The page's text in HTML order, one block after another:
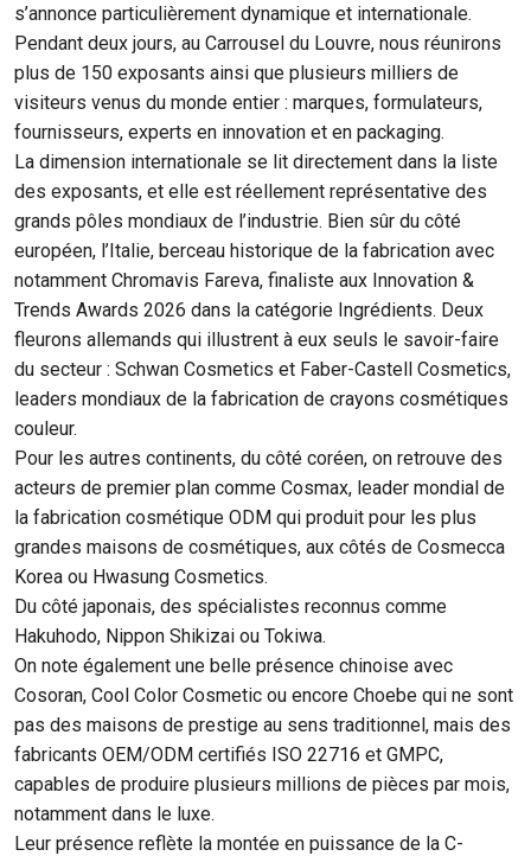
s’annonce particulièrement dynamique et internationale.
Pendant deux jours, au Carrousel du Louvre, nous réunirons
plus de 150 exposants ainsi que plusieurs milliers de
visiteurs venus du monde entier : marques, formulateurs,
fournisseurs, experts en innovation et en packaging.
La dimension internationale se lit directement dans la liste
des exposants, et elle est réellement représentative des
grands pôles mondiaux de l’industrie. Bien sûr du côté
européen, l’Italie, berceau historique de la fabrication avec
notamment Chromavis Fareva, finaliste aux Innovation &
Trends Awards 2026 dans la catégorie Ingrédients. Deux
fleurons allemands qui illustrent à eux seuls le savoir-faire
du secteur : Schwan Cosmetics et Faber-Castell Cosmetics,
leaders mondiaux de la fabrication de crayons cosmétiques
couleur.
Pour les autres continents, du côté coréen, on retrouve des
acteurs de premier plan comme Cosmax, leader mondial de
la fabrication cosmétique ODM qui produit pour les plus
grandes maisons de cosmétiques, aux côtés de Cosmecca
Korea ou Hwasung Cosmetics.
Du côté japonais, des spécialistes reconnus comme
Hakuhodo, Nippon Shikizai ou Tokiwa.
On note également une belle présence chinoise avec
Cosoran, Cool Color Cosmetic ou encore Choebe qui ne sont
pas des maisons de prestige au sens traditionnel, mais des
fabricants OEM/ODM certifiés ISO 22716 et GMPC,
capables de produire plusieurs millions de pièces par mois,
notamment dans le luxe.
Leur présence reflète la montée en puissance de la C-